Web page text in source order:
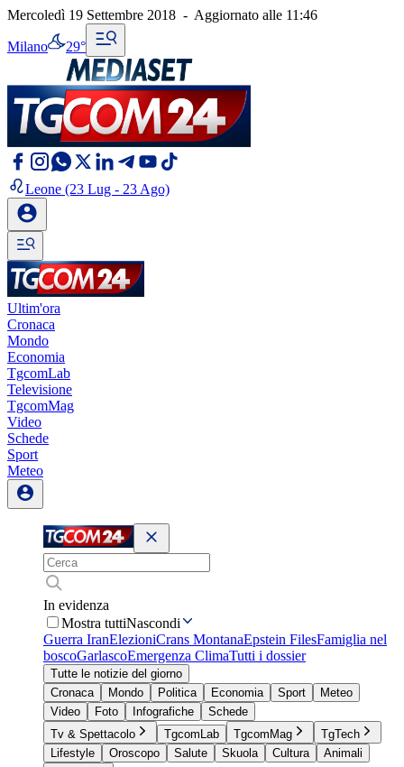
Mercoledì 19 Settembre 2018 - Aggiornato alle 11:46
Milano 29°
Leone (23 Lug - 23 Ago)
Ultim'ora
Cronaca
Mondo
Economia
TgcomLab
Televisione
TgcomMag
Video
Schede
Sport
Meteo
In evidenza
Mostra tuttiNascondi
Guerra IranElezioniCrans MontanaEpstein FilesFamiglia nel
boscoGarlascoEmergenza ClimaTutti i dossier
Tutte le notizie del giorno
Cronaca
Mondo Politica Economia Sport
Meteo
Video
Foto Infografiche
Schede
Tv & Spettacolo
TgcomLab TgcomMag
TgTech
Lifestyle
Oroscopo Salute Skuola Cultura
Animali